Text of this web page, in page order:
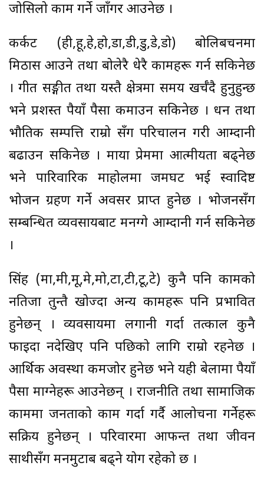
जोसिलो काम गर्ने जाँगर आउनेछ ।
कर्कट (ही,हू,हे,हो,डा,डी,डु,डे,डो) बोलिबचनमा
मिठास आउने तथा बोलेरै धेरै कामहरू गर्न सकिनेछ
। गीत सङ्गीत तथा यस्तै क्षेत्रमा समय खर्चँदै हुनुहुन्छ
भने प्रशस्त रुपैयाँ पैसा कमाउन सकिनेछ । धन तथा
भौतिक सम्पत्ति राम्रो सँग परिचालन गरी आम्दानी
बढाउन सकिनेछ । माया प्रेममा आत्मीयता बढ्नेछ
भने पारिवारिक माहोलमा जमघट भई स्वादिष्ट
भोजन ग्रहण गर्ने अवसर प्राप्त हुनेछ । भोजनसँग
सम्बन्धित व्यवसायबाट मनग्गे आम्दानी गर्न सकिनेछ
।
सिंह (मा,मी,मू,मे,मो,टा,टी,टू,टे) कुनै पनि कामको
नतिजा तुरुन्तै खोज्दा अन्य कामहरू पनि प्रभावित
हुनेछन् । व्यवसायमा लगानी गर्दा तत्काल कुनै
फाइदा नदेखिए पनि पछिको लागि राम्रो रहनेछ ।
आर्थिक अवस्था कमजोर हुनेछ भने यही बेलामा रुपैयाँ
पैसा माग्नेहरू आउनेछन् । राजनीति तथा सामाजिक
काममा जनताको काम गर्दा गर्दै आलोचना गर्नेहरू
सक्रिय हुनेछन् । परिवारमा आफन्त तथा जीवन
साथीसँग मनमुटाब बढ्ने योग रहेको छ ।